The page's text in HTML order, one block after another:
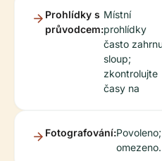
Prohlídky s
průvodcem:
Místní
prohlídky
často
sloup;
zkontrolujte
časy na
Fotografování:
omezeno.